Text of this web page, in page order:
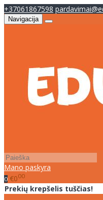
+37061867598
Navigacija
Mano paskyra
0 €000
Prekių krepšelis tuščias!